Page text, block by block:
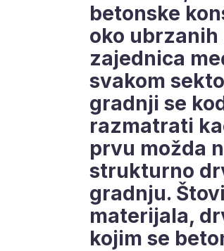
betonske
oko
zajednica
svakom
gradnji se
razmatrati
prvu možda
strukturno
gradnju.
materijala,
kojim se